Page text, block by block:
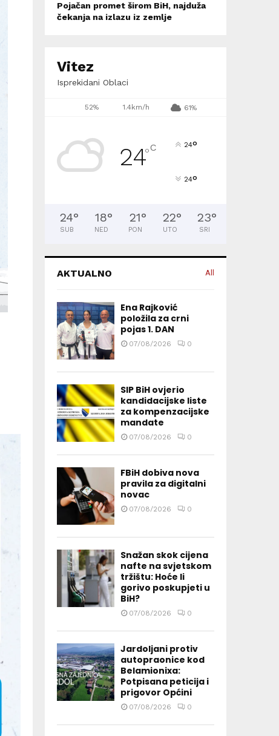
Pojačan promet širom BiH, najduža
čekanja na izlazu iz zemlje
Vitez
Isprekidani Oblaci
52% 1.4km/h 61%
24°C 24°
24°
24°
SUB
18°
NED
21°
PON
22°
UTO
23°
SRI
AKTUALNO All
Ena Rajković
položila za crni
pojas 1. DAN
07/08/2026 0
SIP BiH ovjerio
kandidacijske liste
za kompenzacijske
mandate
07/08/2026 0
FBiH dobiva nova
pravila za digitalni
novac
07/08/2026 0
Snažan skok cijena
nafte na svjetskom
tržištu: Hoće li
gorivo poskupjeti u
BiH?
07/08/2026 0
Jardoljani protiv
autopraonice kod
Belamionixa:
Potpisana peticija i
prigovor Općini
07/08/2026 0